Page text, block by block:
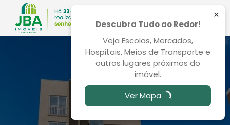
×
Descubra Tudo ao Redor!
Veja Escolas, Mercados,
Hospitais, Meios de Transporte e
outros lugares próximos do
imóvel.
Ver Mapa